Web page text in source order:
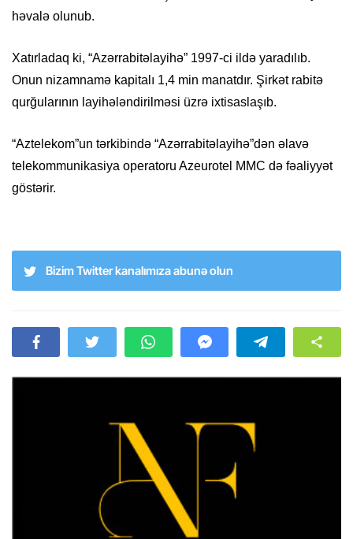
həvalə olunub.
Xatırladaq ki, “Azərrabitəlayihə” 1997-ci ildə yaradılıb.
Onun nizamnamə kapitalı 1,4 min manatdır. Şirkət rabitə
qurğularının layihələndirilməsi üzrə ixtisaslaşıb.
“Aztelekom”un tərkibində “Azərrabitəlayihə”dən əlavə
telekommunikasiya operatoru Azeurotel MMC də fəaliyyət
göstərir.
Bizim Twitter kanalımıza abunə olun